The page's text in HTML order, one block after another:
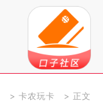
> 卡农玩卡 > 正文